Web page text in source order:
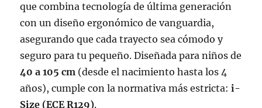
que combina tecnología de última generación
con un diseño ergonómico de vanguardia,
asegurando que cada trayecto sea cómodo y
seguro para tu pequeño. Diseñada para niños de
40 a 105 cm (desde el nacimiento hasta los 4
años), cumple con la normativa más estricta:i-
Size (ECE R129).